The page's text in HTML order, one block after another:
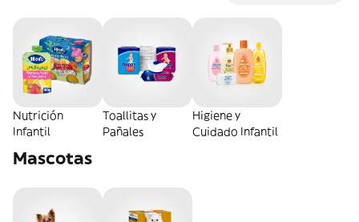
Nutrición
Infantil
Toallitas y
Pañales
Higiene y
Cuidado Infantil
Mascotas